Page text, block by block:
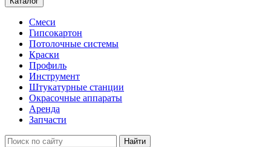
Смеси
Гипсокартон
Потолочные системы
Краски
Профиль
Инструмент
Штукатурные станции
Окрасочные аппараты
Аренда
Запчасти
Найти